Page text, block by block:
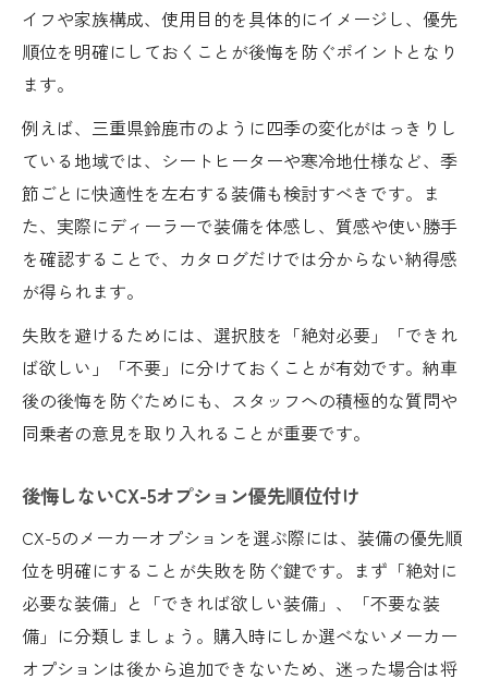
維持費に直結するCX-5装備の選び方
CX-5の税金や維持費を踏まえた装備選定術
方
維持費を見越したCX-5装備カスタマイズ法
グレード比較で見極める理想のCX-5
CX-5のグレード別装備比較と選び方のポイ
ント
理想のCX-5を叶えるグレードと装備の組み
合わせ
グレード差で変わるCX-5オプション対応状
況
CX-5グレード選択と装備の最適バランス
ライフスタイルに合うCX-5装備の選定法
使い方別に見るCX-5のおすすめ装備体系
カーライフ充実のためのCX-5オプション活
用例
イフや家族構成、使用目的を具体的にイメージし、優先
順位を明確にしておくことが後悔を防ぐポイントとなり
ます。
例えば、三重県鈴鹿市のように四季の変化がはっきりし
ている地域では、シートヒーターや寒冷地仕様など、季
節ごとに快適性を左右する装備も検討すべきです。ま
た、実際にディーラーで装備を体感し、質感や使い勝手
を確認することで、カタログだけでは分からない納得感
が得られます。
失敗を避けるためには、選択肢を「絶対必要」「できれ
ば欲しい」「不要」に分けておくことが有効です。納車
後の後悔を防ぐためにも、スタッフへの積極的な質問や
同乗者の意見を取り入れることが重要です。
後悔しないCX-5オプション優先順位付け
CX-5のメーカーオプションを選ぶ際には、装備の優先順
位を明確にすることが失敗を防ぐ鍵です。まず「絶対に
必要な装備」と「できれば欲しい装備」、「不要な装
備」に分類しましょう。購入時にしか選べないメーカー
オプションは後から追加できないため、迷った場合は将